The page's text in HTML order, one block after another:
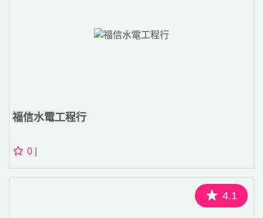
福信水電工程行
0
4.1